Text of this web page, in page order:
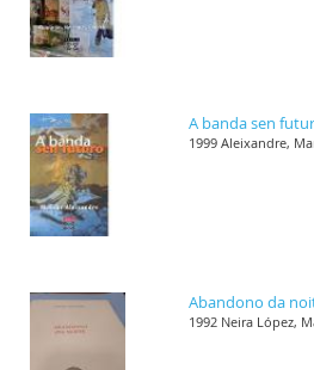
A banda sen
1999 Aleixandre,
Abandono da
1992 Neira López,